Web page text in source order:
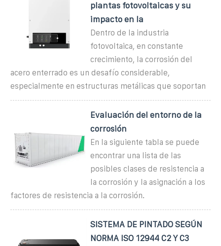
plantas fotovoltaicas y su
impacto en la
Dentro de la industria
fotovoltaica, en constante
crecimiento, la corrosión del
acero enterrado es un desafío considerable,
especialmente en estructuras metálicas que soportan
Evaluación del entorno de la
corrosión
En la siguiente tabla se puede
encontrar una lista de las
posibles clases de resistencia a
la corrosión y la asignación a los
factores de resistencia a la corrosión.
SISTEMA DE PINTADO SEGÚN
NORMA ISO 12944 C2 Y C3